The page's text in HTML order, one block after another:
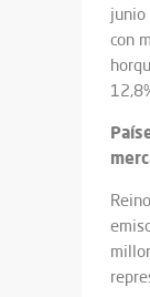
junio
con